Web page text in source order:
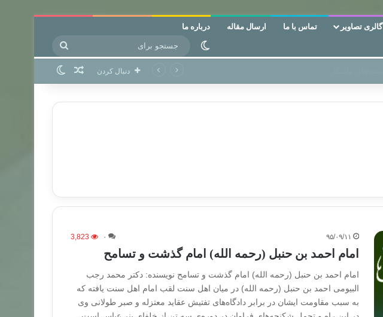
گالری تصاویر تماس با ما ارسال مقاله درباره ما
تغییر پوسته
برای دنبال کردن نوشته تصادفی
۹۵/۰۹/۱۱ ۰ 3,823
امام احمد بن حنبل (رحمه الله) امام گذشت و تسامح
امام احمد بن حنبل (رحمه الله) امام گذشت و تسامح نویسنده: دکتر محمد رجب
البیومی احمد بن حنبل (رحمه الله) در میان اهل سنت لقب امام اهل سنت یافته که
به سبب مقاومت ایشان در برابر دادگاه‌های تفتیش عقاید معتزله و صبر طولانی وی